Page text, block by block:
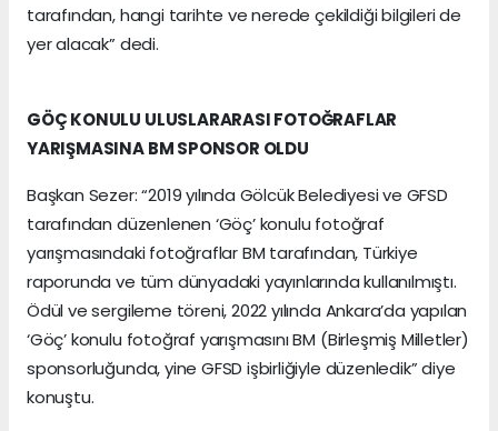
tarafından, hangi tarihte ve nerede çekildiği bilgileri de
yer alacak” dedi.
GÖÇ KONULU ULUSLARARASI FOTOĞRAFLAR
YARIŞMASINA BM SPONSOR OLDU
Başkan Sezer: “2019 yılında Gölcük Belediyesi ve GFSD
tarafından düzenlenen ‘Göç’ konulu fotoğraf
yarışmasındaki fotoğraflar BM tarafından, Türkiye
raporunda ve tüm dünyadaki yayınlarında kullanılmıştı.
Ödül ve sergileme töreni, 2022 yılında Ankara’da yapılan
‘Göç’ konulu fotoğraf yarışmasını BM (Birleşmiş Milletler)
sponsorluğunda, yine GFSD işbirliğiyle düzenledik” diye
konuştu.